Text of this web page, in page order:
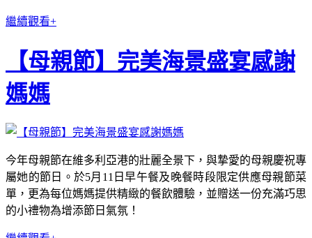
繼續觀看+
【母親節】完美海景盛宴感謝
媽媽
今年母親節在維多利亞港的壯麗全景下，與摯愛的母親慶祝專
屬她的節日。於5月11日早午餐及晚餐時段限定供應母親節菜
單，更為每位媽媽提供精緻的餐飲體驗，並贈送一份充滿巧思
的小禮物為增添節日氣氛！